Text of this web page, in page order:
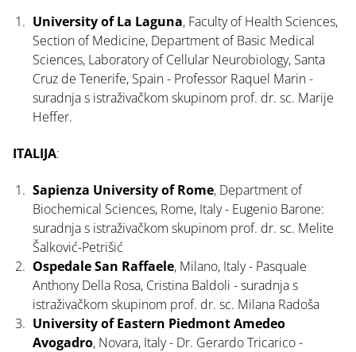
University of La Laguna, Faculty of Health Sciences,
Section of Medicine, Department of Basic Medical
Sciences, Laboratory of Cellular Neurobiology, Santa
Cruz de Tenerife, Spain - Professor Raquel Marin -
suradnja s istraživačkom skupinom prof. dr. sc. Marije
Heffer.
ITALIJA:
Sapienza University of Rome, Department of
Biochemical Sciences, Rome, Italy - Eugenio Barone:
suradnja s istraživačkom skupinom prof. dr. sc. Melite
Šalković-Petrišić
Ospedale San Raffaele, Milano, Italy - Pasquale
Anthony Della Rosa, Cristina Baldoli - suradnja s
istraživačkom skupinom prof. dr. sc. Milana Radoša
University of Eastern Piedmont Amedeo
Avogadro, Novara, Italy - Dr. Gerardo Tricarico -